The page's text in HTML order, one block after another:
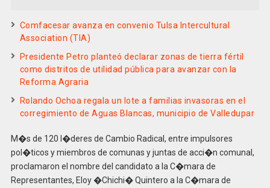
Comfacesar avanza en convenio Tulsa Intercultural
Association (TIA)
Presidente Petro planteó declarar zonas de tierra fértil
como distritos de utilidad pública para avanzar con la
Reforma Agraria
Rolando Ochoa regala un lote a familias invasoras en el
corregimiento de Aguas Blancas, municipio de Valledupar
M�s de 120 l�deres de Cambio Radical, entre impulsores
pol�ticos y miembros de comunas y juntas de acci�n comunal,
proclamaron el nombre del candidato a la C�mara de
Representantes, Eloy �Chichi� Quintero a la C�mara de